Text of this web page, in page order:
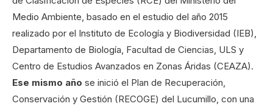
Medio Ambiente, basado en el estudio del año 2015
realizado por el Instituto de Ecología y Biodiversidad (IEB),
Departamento de Biología, Facultad de Ciencias, ULS y
Centro de Estudios Avanzados en Zonas Áridas (CEAZA).
Ese mismo año se inició el Plan de Recuperación,
Conservación y Gestión (RECOGE) del Lucumillo, con una